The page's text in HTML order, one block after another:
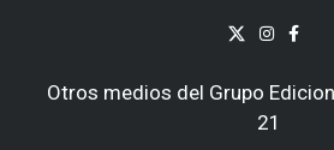
Otros medios del Grupo
21